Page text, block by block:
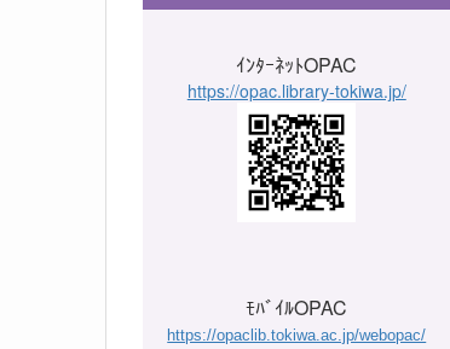
ｲﾝﾀｰﾈｯﾄOPAC
https://opac.library-tokiwa.jp/
ﾓﾊﾞｲﾙOPAC
https://opaclib.tokiwa.ac.jp/webopac/